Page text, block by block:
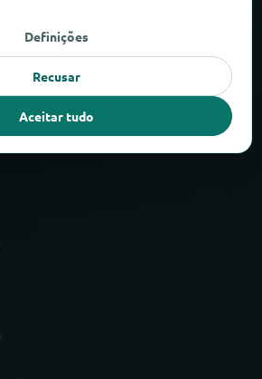
Definições
Recusar
Aceitar tudo